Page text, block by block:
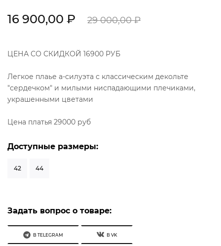
16 900,00 ₽ 29 000,00 ₽
ЦЕНА СО СКИДКОЙ 16900 РУБ
Легкое плаье а-силуэта с классическим декольте
"сердечком" и милыми ниспадающими плечиками,
украшенными цветами
Цена платья 29000 руб
Доступные размеры:
42 44
Задать вопрос о товаре:
В TELEGRAM В VK